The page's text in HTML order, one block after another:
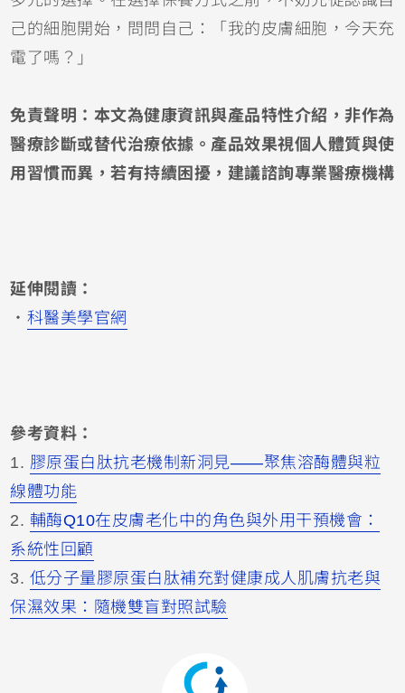
己的細胞開始，問問自己：「我的皮膚細胞，今天充
電了嗎？」
免責聲明：本文為健康資訊與產品特性介紹，非作為
醫療診斷或替代治療依據。產品效果視個人體質與使
用習慣而異，若有持續困擾，建議諮詢專業醫療機構
延伸閱讀：
・ 科醫美學官網
參考資料：
1. 膠原蛋白肽抗老機制新洞見——聚焦溶酶體與粒
線體功能
2. 輔酶Q10在皮膚老化中的角色與外用干預機會：
系統性回顧
3. 低分子量膠原蛋白肽補充對健康成人肌膚抗老與
保濕效果：隨機雙盲對照試驗